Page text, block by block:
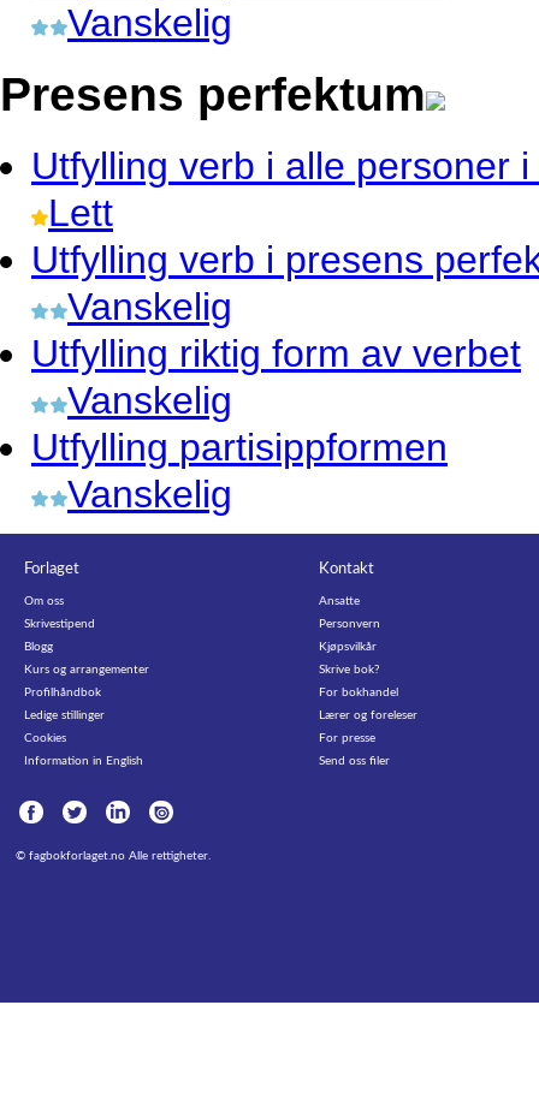
Vanskelig
Presens perfektum
Utfylling verb i alle personer
Lett
Utfylling verb i presens
Vanskelig
Utfylling riktig form av verbet
Vanskelig
Utfylling partisippformen
Vanskelig
Forlaget
Om oss
Skrivestipend
Blogg
Kurs og arrangementer
Profilhåndbok
Ledige stillinger
Cookies
Information in English
Kontakt
Ansatte
Personvern
Kjøpsvilkår
Skrive bok?
For bokhandel
Lærer og foreleser
For presse
Send oss filer
© fagbokforlaget.no Alle rettigheter.